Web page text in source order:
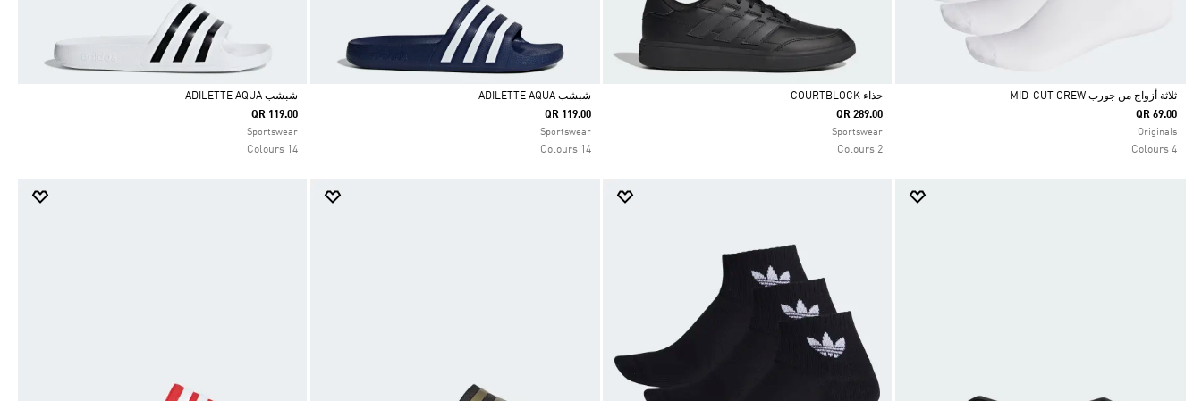
Selected
ثلاثة أزواج من جورب MID-CUT CREW
QR 69.00
Originals
4 Colours
Selected
حذاء COURTBLOCK
QR 289.00
Sportswear
2 Colours
Selected
شبشب ADILETTE AQUA
QR 119.00
Sportswear
14 Colours
Selected
شبشب ADILETTE AQUA
QR 119.00
Sportswear
14 Colours